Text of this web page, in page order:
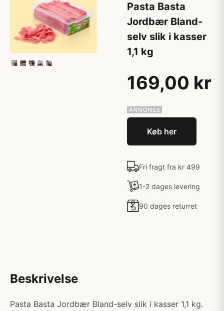
Pasta Basta
Jordbær Bland-
selv slik i kasser
1,1 kg
169,00 kr
Køb her
Fri fragt fra kr 499
1-2 dages levering
90 dages returret
Beskrivelse
Pasta Basta Jordbær Bland-selv slik i kasser 1,1 kg.